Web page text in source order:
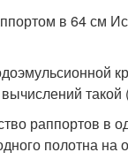
в 64 см
раппортов в
полотна на